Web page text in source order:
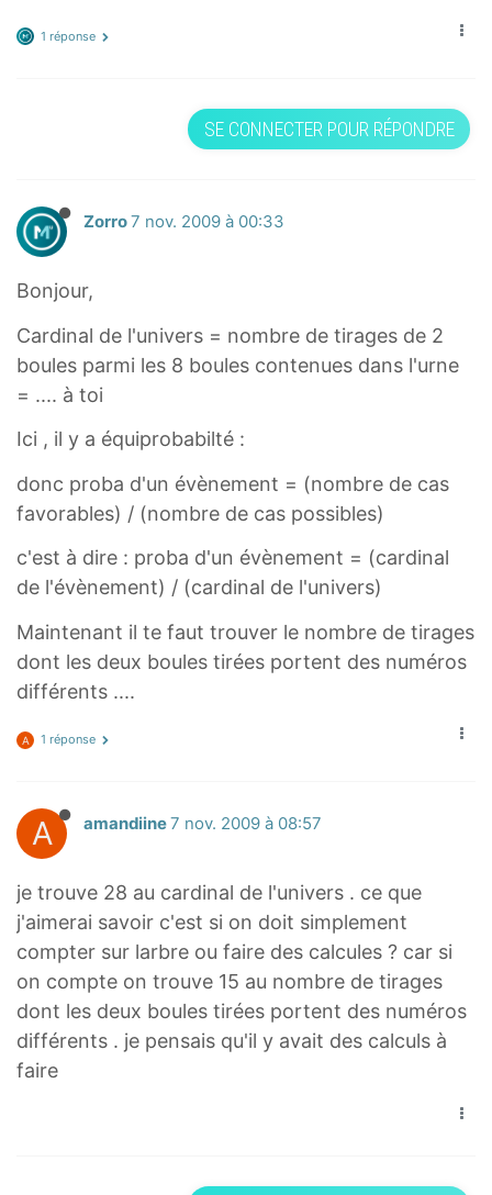
1 réponse
SE CONNECTER POUR RÉPONDRE
Zorro7 nov. 2009 à 00:33
Bonjour,
Cardinal de l'univers = nombre de tirages de 2
boules parmi les 8 boules contenues dans l'urne
= .... à toi
Ici , il y a équiprobabilté :
donc proba d'un évènement = (nombre de cas
favorables) / (nombre de cas possibles)
c'est à dire : proba d'un évènement = (cardinal
de l'évènement) / (cardinal de l'univers)
Maintenant il te faut trouver le nombre de tirages
dont les deux boules tirées portent des numéros
différents ....
A 1 réponse
A amandiine7 nov. 2009 à 08:57
je trouve 28 au cardinal de l'univers . ce que
j'aimerai savoir c'est si on doit simplement
compter sur larbre ou faire des calcules ? car si
on compte on trouve 15 au nombre de tirages
dont les deux boules tirées portent des numéros
différents . je pensais qu'il y avait des calculs à
faire